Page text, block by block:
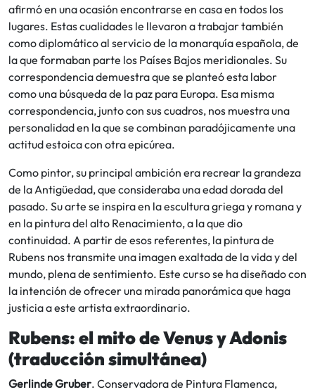
afirmó en una ocasión encontrarse en casa en todos los
lugares. Estas cualidades le llevaron a trabajar también
como diplomático al servicio de la monarquía española, de
la que formaban parte los Países Bajos meridionales. Su
correspondencia demuestra que se planteó esta labor
como una búsqueda de la paz para Europa. Esa misma
correspondencia, junto con sus cuadros, nos muestra una
personalidad en la que se combinan paradójicamente una
actitud estoica con otra epicúrea.
Como pintor, su principal ambición era recrear la grandeza
de la Antigüedad, que consideraba una edad dorada del
pasado. Su arte se inspira en la escultura griega y romana y
en la pintura del alto Renacimiento, a la que dio
continuidad. A partir de esos referentes, la pintura de
Rubens nos transmite una imagen exaltada de la vida y del
mundo, plena de sentimiento. Este curso se ha diseñado con
la intención de ofrecer una mirada panorámica que haga
justicia a este artista extraordinario.
Rubens: el mito de Venus y Adonis
(traducción simultánea)
Gerlinde Gruber. Conservadora de Pintura Flamenca,